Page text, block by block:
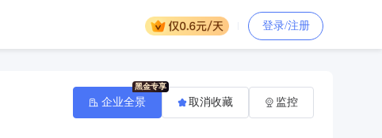
登录/注册
企业全景 取消收藏 监控